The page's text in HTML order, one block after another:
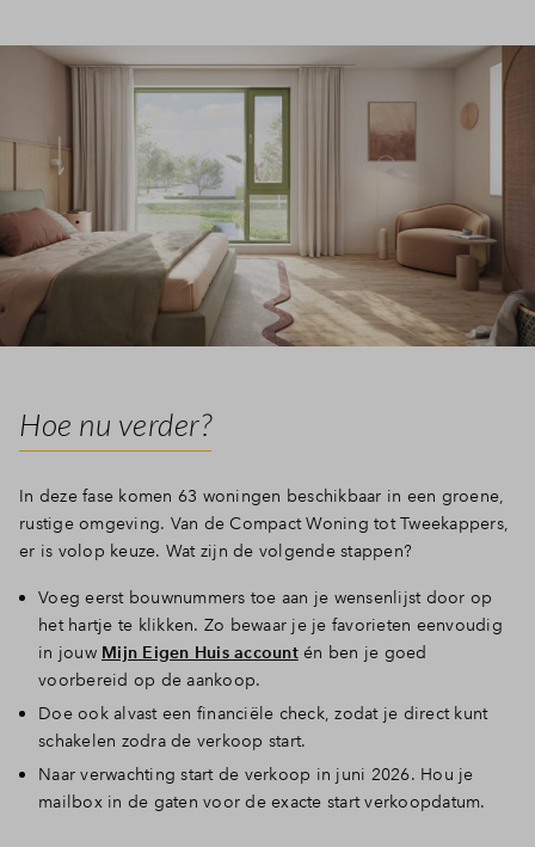
Inloggen
Hoe nu verder?
In deze fase komen 63 woningen beschikbaar in een groene,
rustige omgeving. Van de Compact Woning tot Tweekappers,
er is volop keuze. Wat zijn de volgende stappen?
Voeg eerst bouwnummers toe aan je wensenlijst door op
het hartje te klikken. Zo bewaar je je favorieten eenvoudig
in jouw Mijn Eigen Huis accountén ben je goed
voorbereid op de aankoop.
Doe ook alvast een financiële check, zodat je direct kunt
schakelen zodra de verkoop start.
Naar verwachting start de verkoop in juni 2026. Hou je
mailbox in de gaten voor de exacte start verkoopdatum.